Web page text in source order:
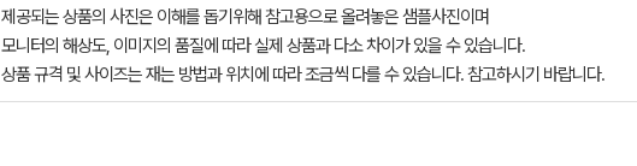
제공되는 상품의 사진은 이해를 돕기위해 참고용으로 올려놓은 샘플사진이며
모니터의 해상도, 이미지의 품질에 따라 실제 상품과 다소 차이가 있을 수 있습니다.
상품 규격 및 사이즈는 재는 방법과 위치에 따라 조금씩 다를 수 있습니다. 참고하시기 바랍니다.